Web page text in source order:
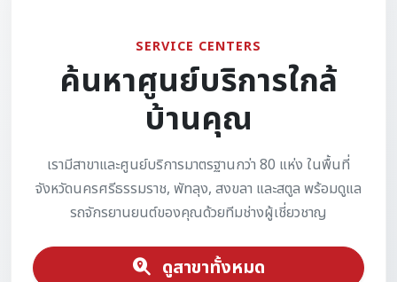
SERVICE CENTERS
ค้นหาศูนย์บริการใกล้
บ้านคุณ
เรามีสาขาและศูนย์บริการมาตรฐานกว่า 80 แห่ง ในพื้นที่
จังหวัดนครศรีธรรมราช, พัทลุง, สงขลา และสตูล พร้อมดูแล
รถจักรยานยนต์ของคุณด้วยทีมช่างผู้เชี่ยวชาญ
ดูสาขาทั้งหมด